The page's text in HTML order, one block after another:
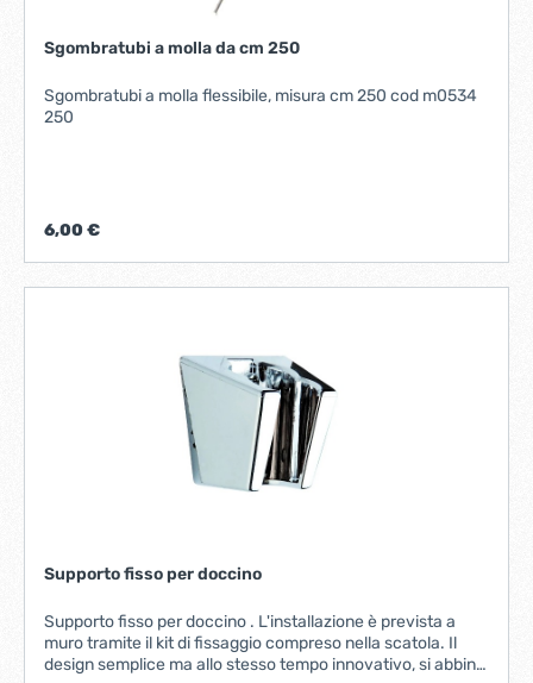
Sgombratubi a molla da cm 250
Sgombratubi a molla flessibile, misura cm 250 cod m0534
250
6,00 €
Supporto fisso per doccino
Supporto fisso per doccino . L'installazione è prevista a
muro tramite il kit di fissaggio compreso nella scatola. Il
design semplice ma allo stesso tempo innovativo, si abbina